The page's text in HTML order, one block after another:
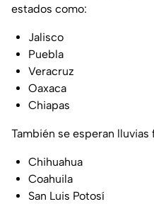
estados como:
Jalisco
Puebla
Veracruz
Oaxaca
Chiapas
También se esperan lluvias
Chihuahua
Coahuila
San Luis Potosí